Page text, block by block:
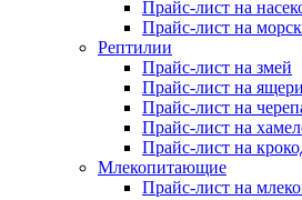
Прайс-лист на
Прайс-лист на
Рептилии
Прайс-лист на змей
Прайс-лист на
Прайс-лист на
Прайс-лист на
Прайс-лист на
Млекопитающие
Прайс-лист на